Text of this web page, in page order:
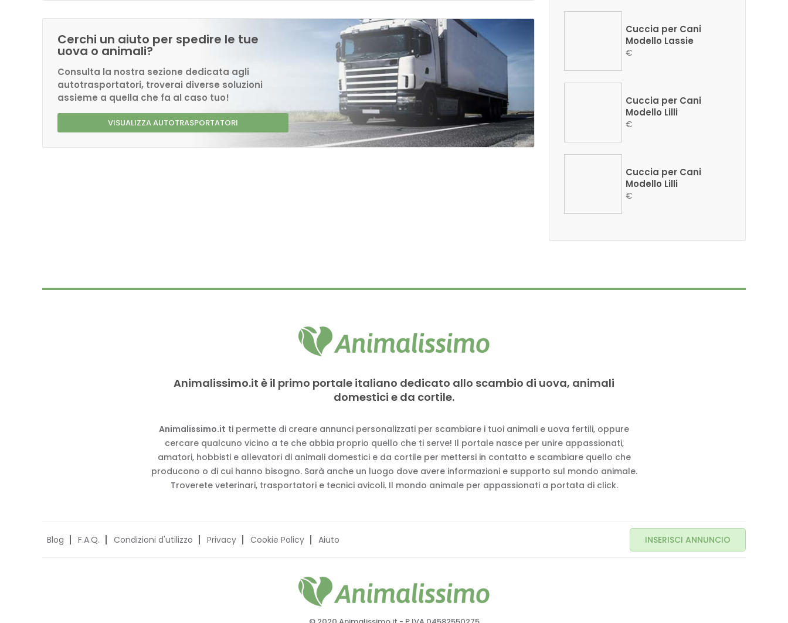
Cerchi un aiuto per spedire le tue
uova o animali?
Consulta la nostra sezione dedicata agli
autotrasportatori, troverai diverse soluzioni
assieme a quella che fa al caso tuo!
VISUALIZZA AUTOTRASPORTATORI
Cuccia per Cani
Modello Lassie
€
Cuccia per Cani
Modello Lilli
€
Cuccia per Cani
Modello Lilli
€
Animalissimo.it è il primo portale italiano dedicato allo scambio di uova, animali
domestici e da cortile.
Animalissimo.it ti permette di creare annunci personalizzati per scambiare i tuoi animali e uova fertili, oppure
cercare qualcuno vicino a te che abbia proprio quello che ti serve! Il portale nasce per unire appassionati,
amatori, hobbisti e allevatori di animali domestici e da cortile per mettersi in contatto e scambiare quello che
producono o di cui hanno bisogno. Sarà anche un luogo dove avere informazioni e supporto sul mondo animale.
Troverete veterinari, trasportatori e tecnici avicoli. Il mondo animale per appassionati a portata di click.
Blog F.A.Q. Condizioni d'utilizzo Privacy Cookie Policy Aiuto INSERISCI ANNUNCIO